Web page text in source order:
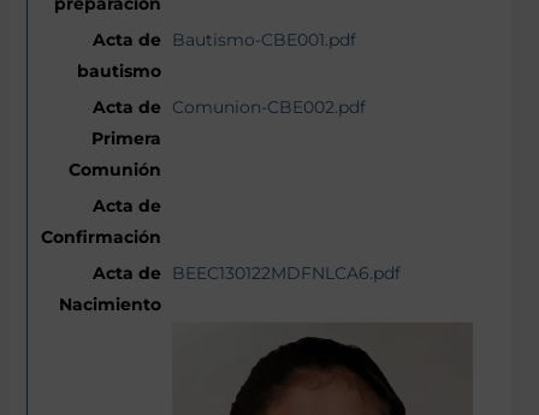
Bautismo-CBE001.pdf
Comunion-CBE002.pdf
BEEC130122MDFNLCA6.pdf